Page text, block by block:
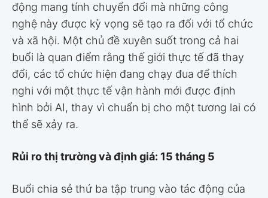
động mang tính chuyển đổi mà những công
nghệ này được kỳ vọng sẽ tạo ra đối với tổ chức
và xã hội. Một chủ đề xuyên suốt trong cả hai
buổi là quan điểm rằng thế giới thực tế đã thay
đổi, các tổ chức hiện đang chạy đua để thích
nghi với một thực tế vận hành mới được định
hình bởi AI, thay vì chuẩn bị cho một tương lai có
thể sẽ xảy ra.
Rủi ro thị trường và định giá: 15 tháng 5
Buổi chia sẻ thứ ba tập trung vào tác động của